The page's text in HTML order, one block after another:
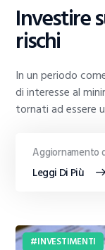
Investire
rischi
In un periodo
di interesse al
tornati ad essere
Leggi Di Più
Aggiornamento
INVESTIMENTI